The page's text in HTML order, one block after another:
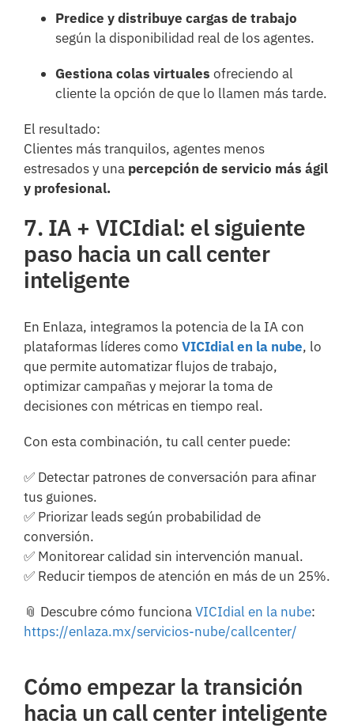
Predice y distribuye cargas de trabajo
según la disponibilidad real de los agentes.
Gestiona colas virtuales ofreciendo al
cliente la opción de que lo llamen más tarde.
El resultado:
Clientes más tranquilos, agentes menos
estresados y una percepción de servicio más ágil
y profesional.
7. IA + VICIdial: el siguiente
paso hacia un call center
inteligente
En Enlaza, integramos la potencia de la IA con
plataformas líderes como VICIdialen la nube, lo
que permite automatizar flujos de trabajo,
optimizar campañas y mejorar la toma de
decisiones con métricas en tiempo real.
Con esta combinación, tu call center puede:
✅ Detectar patrones de conversación para afinar
tus guiones.
✅ Priorizar leads según probabilidad de
conversión.
✅ Monitorear calidad sin intervención manual.
✅ Reducir tiempos de atención en más de un 25%.
📎 Descubre cómo funcionaVICIdial en la nube:
https://enlaza.mx/servicios-nube/callcenter/
Cómo empezar la transición
hacia un call center inteligente